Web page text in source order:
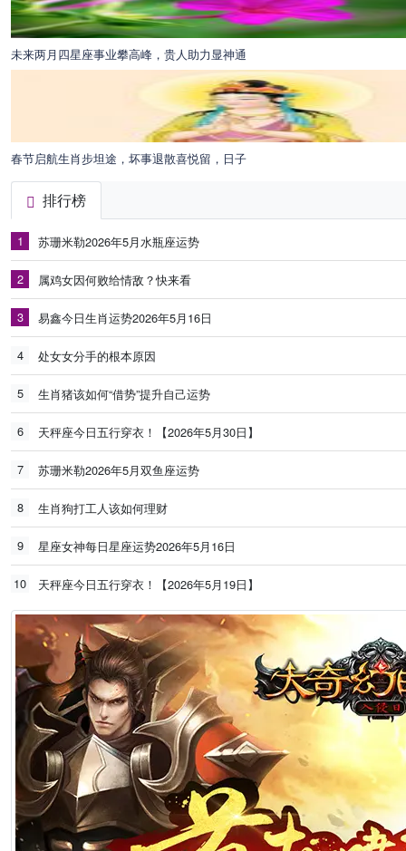
未来两月四星座事业攀高峰，贵人助力显神通
春节启航生肖步坦途，坏事退散喜悦留，日子
排行榜
1 苏珊米勒2026年5月水瓶座运势
2 属鸡女因何败给情敌？快来看
3 易鑫今日生肖运势2026年5月16日
4 处女女分手的根本原因
5 生肖猪该如何“借势”提升自己运势
6 天秤座今日五行穿衣！【2026年5月30日】
7 苏珊米勒2026年5月双鱼座运势
8 生肖狗打工人该如何理财
9 星座女神每日星座运势2026年5月16日
10 天秤座今日五行穿衣！【2026年5月19日】